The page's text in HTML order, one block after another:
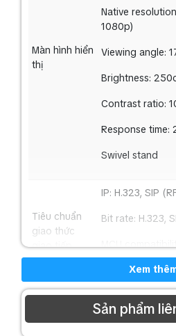
Màn hình hiển
thị
Native
1080p)
Viewing angle:
Brightness:
Contrast ratio:
Response time:
Swivel stand
Tiêu chuẩn
giao thức
giao tiếp
IP: H.323, SIP
Bit rate: H.323,
MCU
XMPP Presence
2 simultaneous
camera +
Xem
Sản phẩm